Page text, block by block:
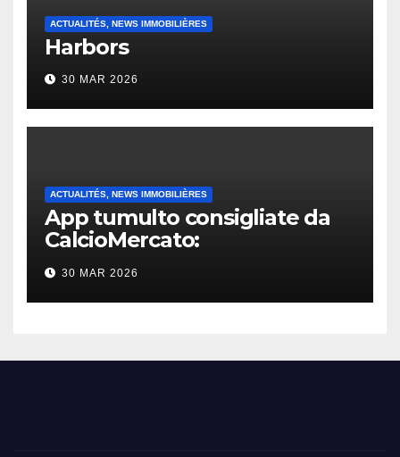
ACTUALITÉS, NEWS IMMOBILIÈRES
Harbors
30 MAR 2026
ACTUALITÉS, NEWS IMMOBILIÈRES
App tumulto consigliate da
CalcioMercato:
considerazione di gennaio
2026
30 MAR 2026